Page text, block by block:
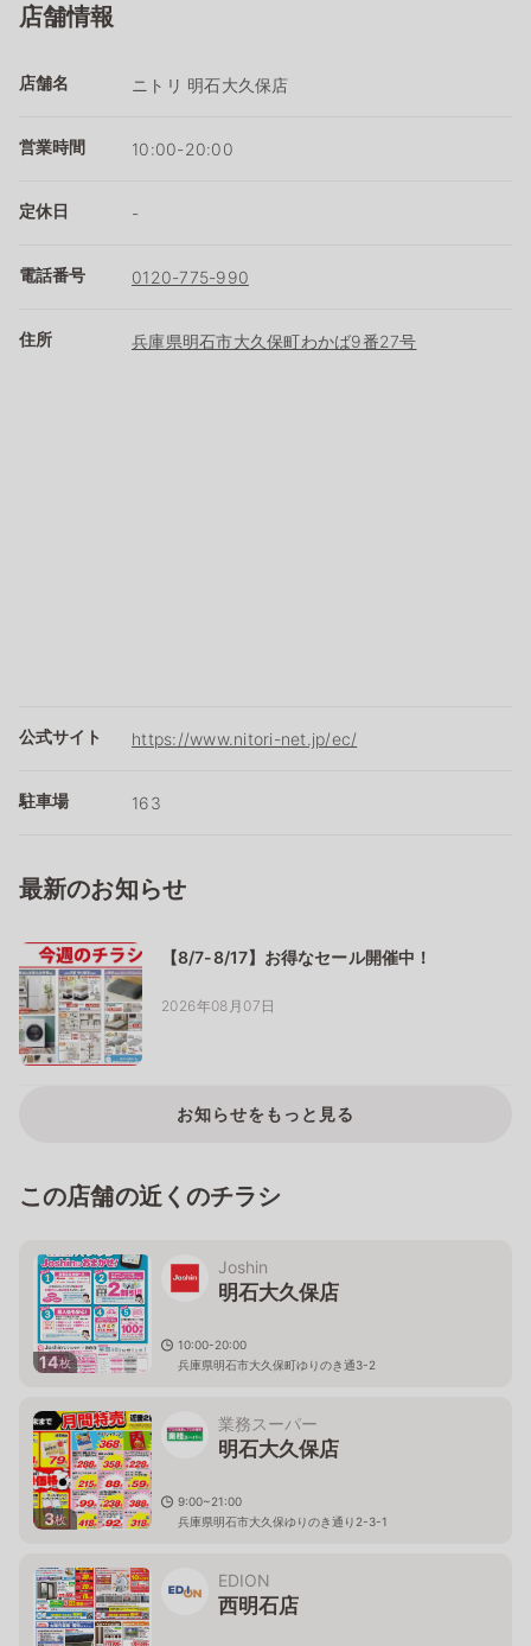
店舗情報
店舗名 ニトリ 明石大久保店
営業時間 10:00-20:00
定休日 -
電話番号 0120-775-990
住所 兵庫県明石市大久保町わかば9番27号
公式サイト https://www.nitori-net.jp/ec/
駐車場 163
最新のお知らせ
【8/7-8/17】お得なセール開催中！
2026年08月07日
お知らせをもっと見る
この店舗の近くのチラシ
14枚
Joshin
明石大久保店
10:00-20:00
兵庫県明石市大久保町ゆりのき通3-2
3枚
業務スーパー
明石大久保店
9:00~21:00
兵庫県明石市大久保ゆりのき通り2-3-1
EDION
西明石店